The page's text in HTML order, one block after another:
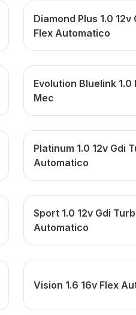
Diamond Plus 1.0 12v
Flex Automatico
Evolution Bluelink 1.0
Mec
Platinum 1.0 12v Gdi
Automatico
Sport 1.0 12v Gdi
Automatico
Vision 1.6 16v Flex